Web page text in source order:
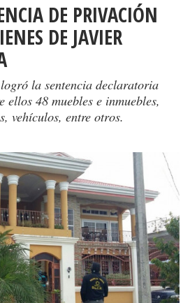
DE PRIVACIÓN
DE JAVIER
la sentencia declaratoria
ellos 48 muebles e inmuebles,
vehículos, entre otros.